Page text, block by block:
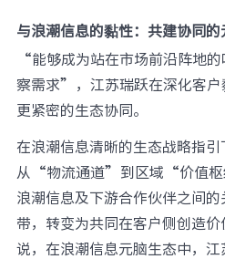
与浪潮信息的黏性： 共建协同
“能够成为站在市场前沿阵地
察需求”，江苏瑞跃在深化客
更紧密的生态协同。
在浪潮信息清晰的生态战略指引
从“物流通道”到区域“价值枢
浪潮信息及下游合作伙伴之间
带，转变为共同在客户侧创造
说，在浪潮信息元脑生态中，